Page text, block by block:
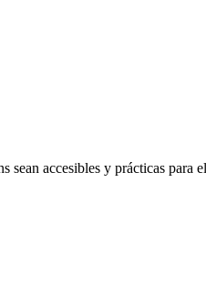
sean accesibles y prácticas para